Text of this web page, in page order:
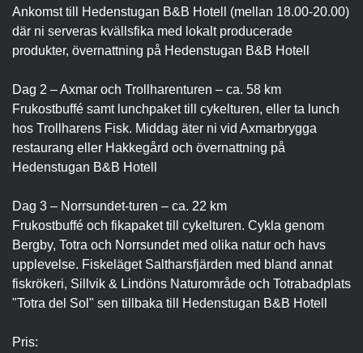
Ankomst till Hedenstugan B&B Hotell (mellan 18.00-20.00)
där ni serveras kvällsfika med lokalt producerade
produkter, övernattning på Hedenstugan B&B Hotell
Dag 2 – Axmar och Trollharenturen – ca. 58 km
Frukostbuffé samt lunchpaket till cykelturen, eller ta lunch
hos Trollharens Fisk. Middag äter ni vid Axmarbrygga
restaurang eller Hakkegård och övernattning på
Hedenstugan B&B Hotell
Dag 3 – Norrsundet-turen – ca. 22 km
Frukostbuffé och fikapaket till cykelturen. Cykla genom
Bergby, Totra och Norrsundet med olika natur och havs
upplevelse. Fiskeläget Saltharsfjärden med bland annat
fiskrökeri, Sillvik & Lindöns Naturområde och Totrabadplats
"Totra del Sol" sen tillbaka till Hedenstugan B&B Hotell
Pris: